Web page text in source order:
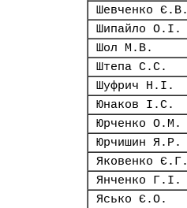
Шевченко Є.В.
Шипайло О.І.
Шол М.В.
Штепа С.С.
Шуфрич Н.І.
Юнаков І.С.
Юрченко О.М.
Юрчишин Я.Р.
Яковенко Є.Г.
Янченко Г.І.
Ясько Є.О.